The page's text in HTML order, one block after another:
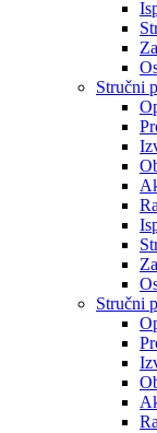
Stručni
Stručni